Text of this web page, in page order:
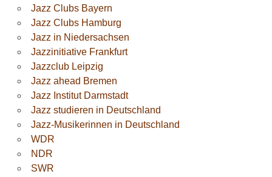
Jazz Clubs Bayern
Jazz Clubs Hamburg
Jazz in Niedersachsen
Jazzinitiative Frankfurt
Jazzclub Leipzig
Jazz ahead Bremen
Jazz Institut Darmstadt
Jazz studieren in Deutschland
Jazz-Musikerinnen in Deutschland
WDR
NDR
SWR